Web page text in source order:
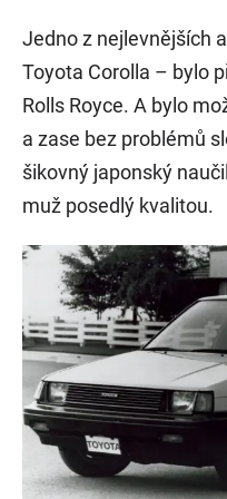
Jedno z nejlevnějších
Toyota Corolla – bylo
Rolls Royce. A bylo
a zase bez problémů
šikovný japonský naučil
muž posedlý kvalitou.